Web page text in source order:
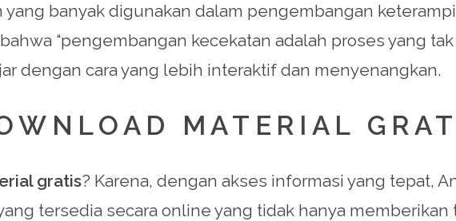
banyak digunakan dalam pengembangan
“pengembangan kecekatan adalah proses yang
dengan cara yang lebih interaktif dan menyenangkan.
MATERIAL
gratis? Karena, dengan akses informasi yang tepat,
tersedia secara online yang tidak hanya